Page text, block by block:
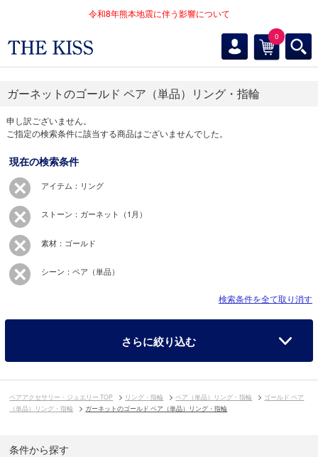
令和8年熊本地震に伴う影響について
0
ガーネットのゴールド ペア（単品）リング・指輪
申し訳ございません。
ご指定の検索条件に該当する商品はございませんでした。
現在の検索条件
アイテム：リング
ストーン：ガーネット（1月）
素材：ゴールド
シーン：ペア（単品）
検索条件を全て取り消す
さらに絞り込む
ペアアクセサリー・ジュエリー TOP リング・指輪 ペア（単品）リング・指輪
ゴールド ペア
（単品）リング・指輪
ガーネットのゴールド ペア（単品）リング・指輪
条件から探す